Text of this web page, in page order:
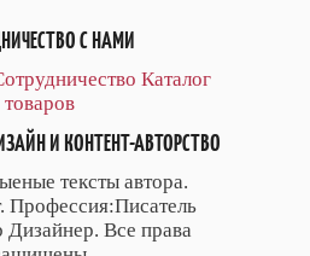
С НАМИ
Каталог
товаров
И КОНТЕНТ-АВТОРСТВО
тексты автора.
Профессия:Писатель
Дизайнер. Все права